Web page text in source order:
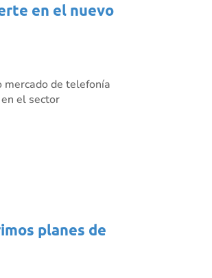
en el nuevo
mercado de telefonía
el sector
planes de